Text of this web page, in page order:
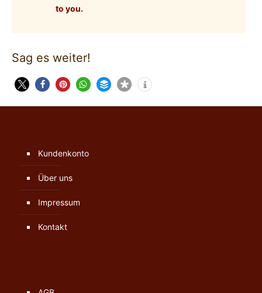
to you.
Sag es weiter!
Kundenkonto
Über uns
Impressum
Kontakt